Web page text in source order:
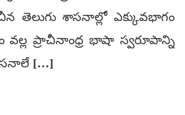
తెలుగు శాసనాల్లో ఎక్కువభాగం
ప్రాచీనాంధ్ర భాషా స్వరూపాన్ని
[…]